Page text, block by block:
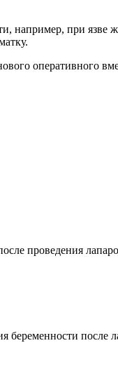
например, при язве
оперативного
проведения
после